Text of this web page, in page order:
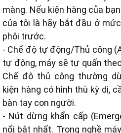
màng. Nếu kiện hàng của
của tôi là hãy bắt đầu ở
phôi trước.
- Chế độ tự động/Thủ công
tự động, máy sẽ tự quấn
Chế độ thủ công thường
kiện hàng có hình thù kỳ dị,
bàn tay con người.
- Nút dừng khẩn cấp
nổi bật nhất. Trong nghề